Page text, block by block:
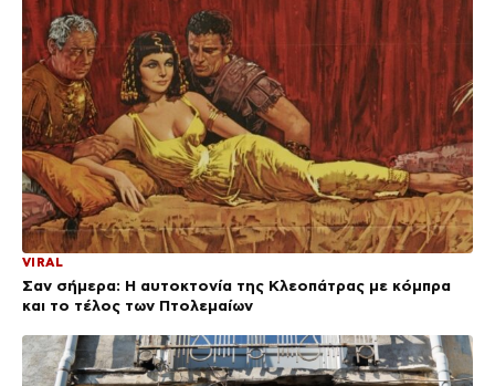
VIRAL
Σαν σήμερα: Η αυτοκτονία της Κλεοπάτρας με κόμπρα
και το τέλος των Πτολεμαίων